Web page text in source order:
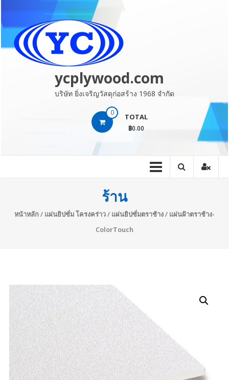
content
ycplywood.com
บริษัท ยิ่งเจริญวัสดุก่อสร้าง 1968 จำกัด
0 TOTAL
฿0.00
ร้าน
หน้าหลัก/ แผ่นยิปซั่ม โครงคร่าว/ แผ่นยิปซั่มตราช้าง/ แผ่นฝ้าตราช้าง-
ColorTouch